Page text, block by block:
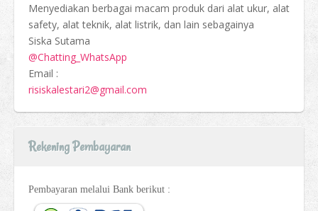
Menyediakan berbagai macam produk dari alat ukur, alat
safety, alat teknik, alat listrik, dan lain sebagainya
Siska Sutama
@Chatting_WhatsApp
Email :
risiskalestari2@gmail.com
Rekening Pembayaran
Pembayaran melalui Bank berikut :